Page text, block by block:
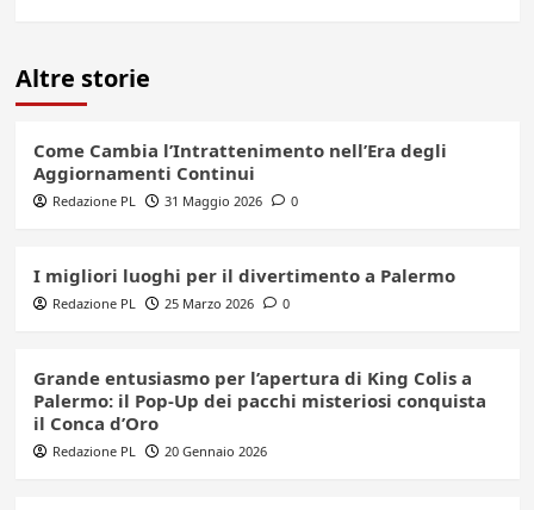
Altre storie
Come Cambia l’Intrattenimento nell’Era degli
Aggiornamenti Continui
Redazione PL 31 Maggio 2026 0
I migliori luoghi per il divertimento a Palermo
Redazione PL 25 Marzo 2026 0
Grande entusiasmo per l’apertura di King Colis a
Palermo: il Pop-Up dei pacchi misteriosi conquista
il Conca d’Oro
Redazione PL 20 Gennaio 2026